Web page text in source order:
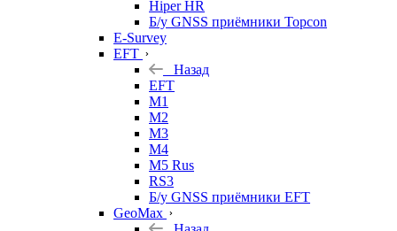
Hiper HR
Б/у GNSS приёмники Topcon
E-Survey
EFT
Назад
EFT
M1
M2
M3
M4
M5 Rus
RS3
Б/у GNSS приёмники EFT
GeoMax